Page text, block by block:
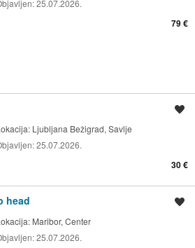
25.07.2026.
79 €
Ljubljana Bežigrad, Savlje
25.07.2026.
30 €
head
Maribor, Center
25.07.2026.